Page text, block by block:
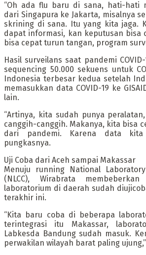
“Oh ada flu baru di sana, hati-hati
dari Singapura ke Jakarta, misalnya
skrining di sana. Itu yang kita jaga.
dapat informasi, kan keputusan bisa
bisa cepat turun tangan, program
Hasil surveilans saat pandemi
sequencing 50.000 sekuens untuk
Indonesia terbesar kedua setelah
memasukkan data COVID-19 ke
lain.
“Artinya, kita sudah punya
canggih-canggih. Makanya, kita bisa
dari pandemi. Karena data kita
pungkasnya.
Uji Coba dari Aceh sampai Makassar
Menuju running National
(NLCC), Wirabrata
laboratorium di daerah sudah
terakhir ini.
“Kita baru coba di beberapa
terintegrasi itu Makassar,
Labkesda Bandung sudah masuk.
perwakilan wilayah barat paling